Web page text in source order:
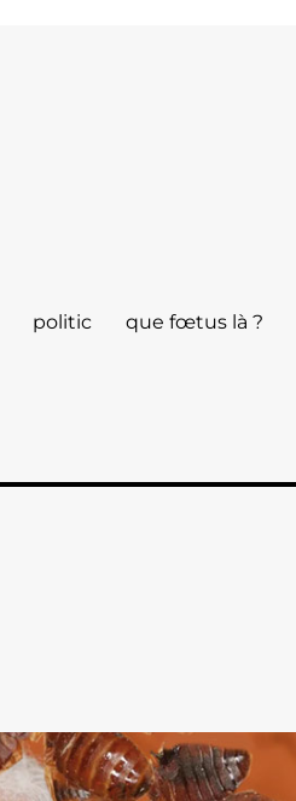
politic que fœtus là ?